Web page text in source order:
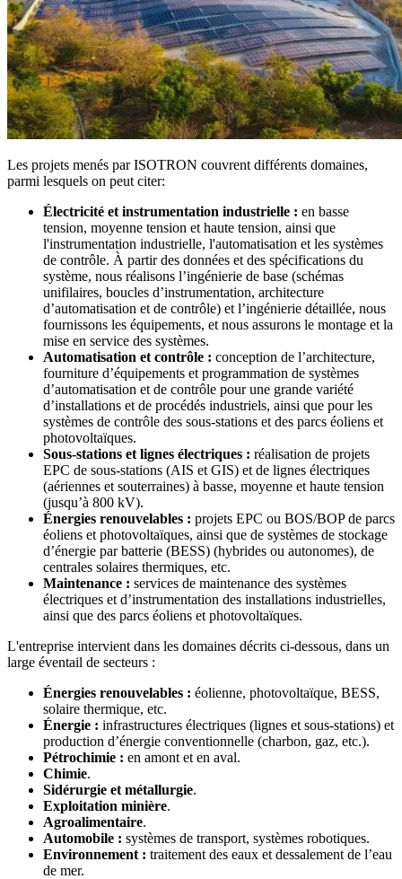
Les projets menés par ISOTRON couvrent différents domaines,
parmi lesquels on peut citer:
Électricité et instrumentation industrielle : en basse
tension, moyenne tension et haute tension, ainsi que
l'instrumentation industrielle, l'automatisation et les systèmes
de contrôle. À partir des données et des spécifications du
système, nous réalisons l’ingénierie de base (schémas
unifilaires, boucles d’instrumentation, architecture
d’automatisation et de contrôle) et l’ingénierie détaillée, nous
fournissons les équipements, et nous assurons le montage et la
mise en service des systèmes.
Automatisation et contrôle : conception de l’architecture,
fourniture d’équipements et programmation de systèmes
d’automatisation et de contrôle pour une grande variété
d’installations et de procédés industriels, ainsi que pour les
systèmes de contrôle des sous-stations et des parcs éoliens et
photovoltaïques.
Sous-stations et lignes électriques : réalisation de projets
EPC de sous-stations (AIS et GIS) et de lignes électriques
(aériennes et souterraines) à basse, moyenne et haute tension
(jusqu’à 800 kV).
Énergies renouvelables : projets EPC ou BOS/BOP de parcs
éoliens et photovoltaïques, ainsi que de systèmes de stockage
d’énergie par batterie (BESS) (hybrides ou autonomes), de
centrales solaires thermiques, etc.
Maintenance : services de maintenance des systèmes
électriques et d’instrumentation des installations industrielles,
ainsi que des parcs éoliens et photovoltaïques.
L'entreprise intervient dans les domaines décrits ci-dessous, dans un
large éventail de secteurs :
Énergies renouvelables : éolienne, photovoltaïque, BESS,
solaire thermique, etc.
Énergie : infrastructures électriques (lignes et sous-stations) et
production d’énergie conventionnelle (charbon, gaz, etc.).
Pétrochimie : en amont et en aval.
Chimie.
Sidérurgie et métallurgie.
Exploitation minière.
Agroalimentaire.
Automobile : systèmes de transport, systèmes robotiques.
Environnement : traitement des eaux et dessalement de l’eau
de mer.